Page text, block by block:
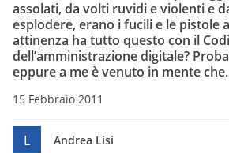
assolati, da volti ruvidi e violenti e
esplodere, erano i fucili e le pistole
attinenza ha tutto questo con il
dell’amministrazione digitale?
eppure a me è venuto in mente
15 Febbraio 2011
L Andrea Lisi